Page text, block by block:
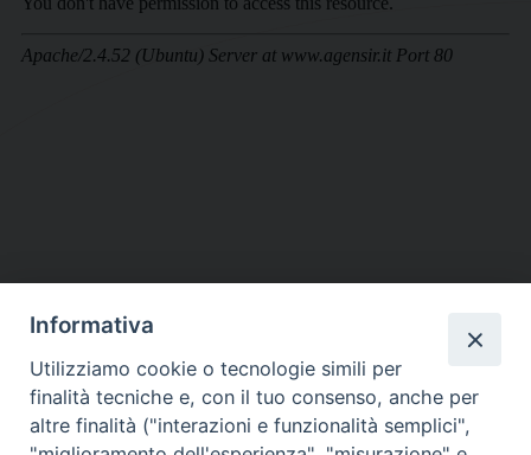
DIOCESI SUBURBICARIA DI ALBANO
Contatti:Tel.: 06.93268401 - Fax.: 06.9323844
E-mail:curia@diocesidialbano.it
Informativa
Utilizziamo cookie o tecnologie simili per
finalità tecniche e, con il tuo consenso, anche per
altre finalità ("interazioni e funzionalità semplici",